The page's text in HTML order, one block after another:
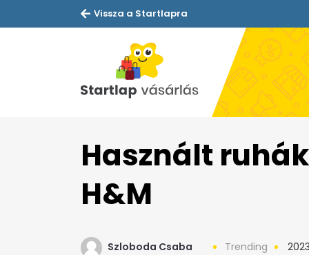
Vissza a Startlapra
Használt
H&M
Szloboda Csaba Trending